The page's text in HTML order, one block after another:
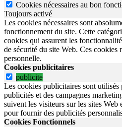
Cookies nécessaires au bon
Toujours activé
Les cookies nécessaires sont
fonctionnement du site. Cette
cookies qui assurent les
de sécurité du site Web. Ces cookies
personnelle.
Cookies publicitaires
publicite
Les cookies publicitaires sont
publicités et des campagnes
suivent les visiteurs sur les sites
pour fournir des publicités
Cookies Fonctionnels